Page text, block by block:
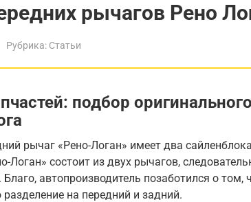
рычагов Рено
Рубрика: Статьи
подбор
рычаг «Рено-Логан» имеет два
Логан» состоит из двух рычагов,
Благо, автопроизводитель позаботился о том,
разделение на передний и задний.